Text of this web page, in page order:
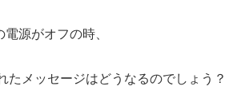
源がオフの時、
たメッセージはどうなるのでしょう？